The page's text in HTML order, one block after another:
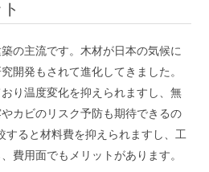
の主流です。木材が日本の気候に
開発もされて進化してきました。
り温度変化を抑えられますし、無
カビのリスク予防も期待できるの
すると材料費を抑えられますし、工
費用面でもメリットがあります。